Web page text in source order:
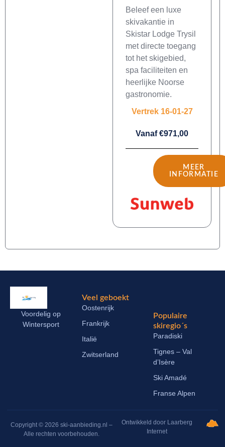
Beleef een luxe
skivakantie in
Skistar Lodge Trysil
met directe toegang
tot het skigebied,
spa faciliteiten en
heerlijke Noorse
gastronomie.
Vertrek 16-01-27
Vanaf €971,00
MEER
INFORMATIE
Voordelig op
Wintersport
Veel geboekt
Oostenrijk
Frankrijk
Italië
Zwitserland
Populaire
skiregio´s
Paradiski
Tignes – Val
d’Isère
Ski Amadé
Franse Alpen
Copyright © 2026 ski-aanbieding.nl –
Alle rechten voorbehouden.
Ontwikkeld door Laarberg
Internet